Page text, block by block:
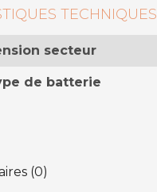
TECHNIQUES
secteur
de batterie
(0)